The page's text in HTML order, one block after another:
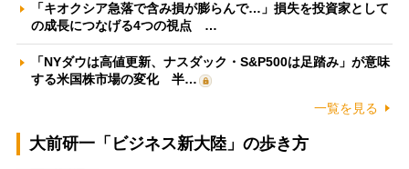
「キオクシア急落で含み損が膨らんで…」損失を投資家として
の成長につなげる4つの視点 …
「NYダウは高値更新、ナスダック・S&P500は足踏み」が意味
する米国株市場の変化 半…
一覧を見る
大前研一「ビジネス新大陸」の歩き方